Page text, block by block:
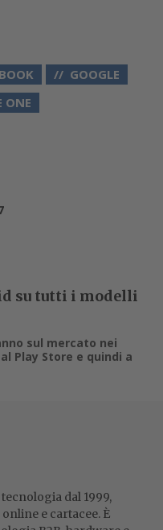
GOOGLE
ONE
su tutti i modelli
sul mercato nei
Play Store e quindi a
dal 1999,
e cartacee. È